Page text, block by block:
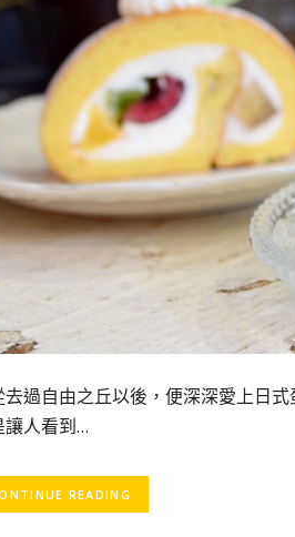
去過自由之丘以後，便深深愛上日
讓人看到…
READING